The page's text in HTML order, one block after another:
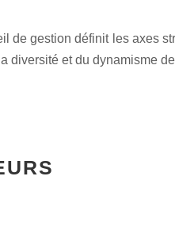
de gestion définit les axes
diversité et du dynamisme